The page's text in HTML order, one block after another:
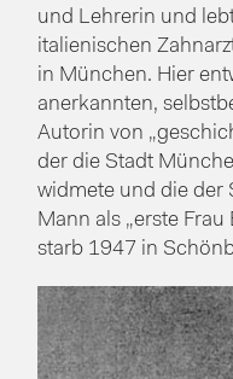
und Lehrerin und
italienischen
in München. Hier
anerkannten,
Autorin von
der die Stadt
widmete und die der
Mann als „erste
starb 1947 in